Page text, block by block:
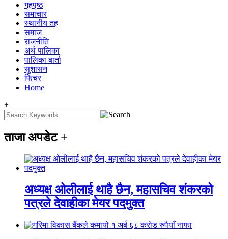
गृहपृष्‍ठ
समाचार
स्थानीय तह
समाज
राजनीति
अर्थ पालिका
पालिका बार्ता
सुशासन
फिचर
Home
+
ताजा अपडेट +
अध्यक्ष ओलीलाई थाहै छैन, महासचिव शंकरको
पत्रले देवाहीका मेयर पदमुक्त